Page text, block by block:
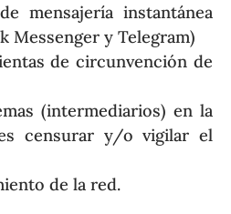
mensajería instantánea
Messenger y Telegram)
de circunvención de
(intermediarios) en la
censurar y/o vigilar el
de la red.